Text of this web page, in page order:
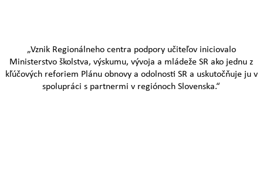
„Vznik Regionálneho centra podpory učiteľov iniciovalo
Ministerstvo školstva, výskumu, vývoja a mládeže SR ako jednu z
kľúčových reforiem Plánu obnovy a odolnosti SR a uskutočňuje ju v
spolupráci s partnermi v regiónoch Slovenska.“